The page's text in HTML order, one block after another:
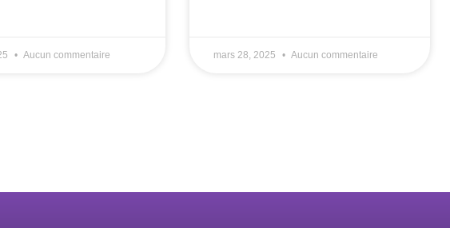
Aucun commentaire mars 28, 2025 Aucun commentaire